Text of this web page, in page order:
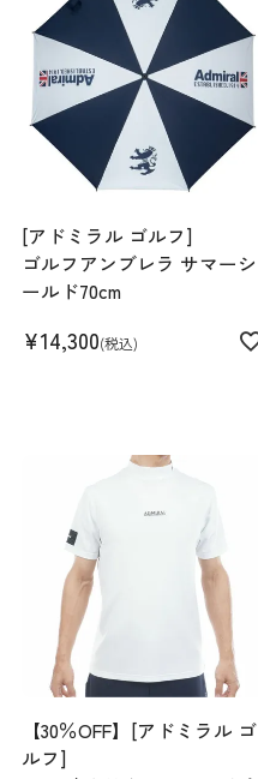
[アドミラル ゴルフ]
ゴルフアンブレラ サマーシ
ールド70cm
¥14,300 税込
【30％OFF】[アドミラル ゴ
ルフ]